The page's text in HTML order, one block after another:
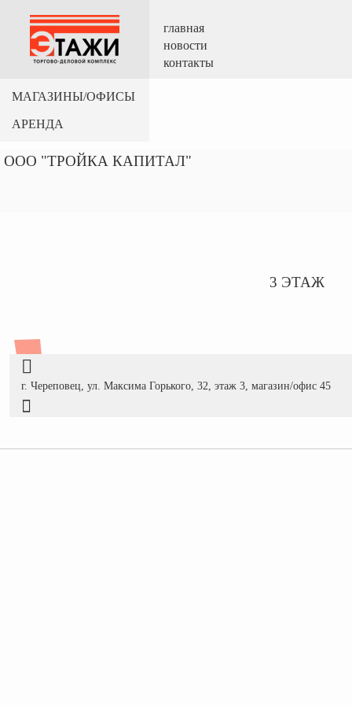
главная
новости
контакты
МАГАЗИНЫ/ОФИСЫ
АРЕНДА
ООО "ТРОЙКА КАПИТАЛ"
3 ЭТАЖ
г. Череповец, ул. Максима Горького, 32, этаж 3, магазин/офис 45